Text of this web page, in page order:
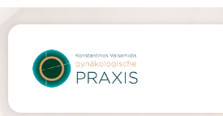
Skip to
content